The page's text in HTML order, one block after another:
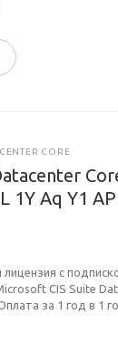
CORE
1Y Aq Y1
с
CIS Suite
за 1 год в 1